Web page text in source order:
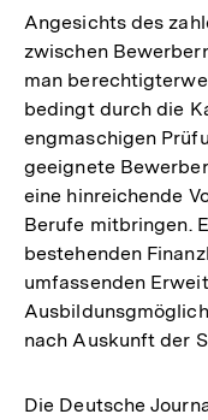
Angesichts des
zwischen
man
bedingt durch die
engmaschigen
geeignete
eine hinreichende
Berufe mitbringen.
bestehenden
umfassenden
nach Auskunft der
Die Deutsche